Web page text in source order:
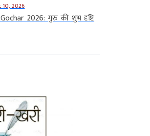
10, 2026
2026: गुरु की शुभ दृष्टि